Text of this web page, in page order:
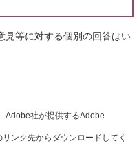
見等に対する個別の回答はい
Adobe社が提供するAdobe
ンク先からダウンロードしてく